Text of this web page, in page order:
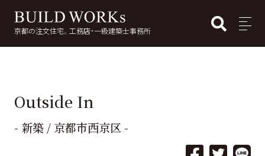
京都の注文住宅。工務店・一級建築士事務所 MENU
Outside In
- 新築 / 京都市西京区 -